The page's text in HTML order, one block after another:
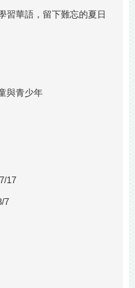
習華語，留下難忘的夏日
與青少年
17
7